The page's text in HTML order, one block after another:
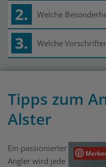
2. Welche
3. Welche
Tipps zum
Alster
Ein passionierter
Angler wird jede